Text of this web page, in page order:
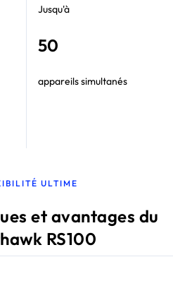
Jusqu'à
50
appareils simultanés
ULTIME
et avantages du
RS100